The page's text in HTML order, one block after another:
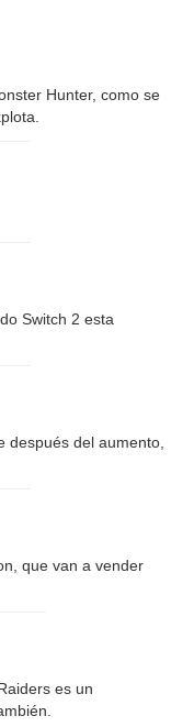
Hunter, como se
Switch 2 esta
después del aumento,
que van a vender
es un